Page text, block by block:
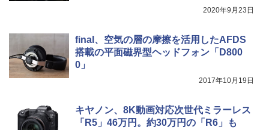
2020年9月23日
final、空気の層の摩擦を活用したAFDS
搭載の平面磁界型ヘッドフォン「D800
0」
2017年10月19日
キヤノン、8K動画対応次世代ミラーレス
「R5」46万円。約30万円の「R6」も